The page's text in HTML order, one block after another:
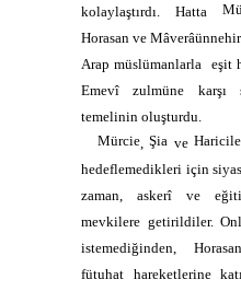
kolaylaştırdı. Hatta
Horasan ve
Arap müslümanlarla eşit
Emevî zulmüne karşı
temelinin oluşturdu.
Mürcie,Şia ve
hedeflemedikleri için
zaman, askerî ve
mevkilere getirildiler.
istemediğinden,
fütuhat hareketlerine